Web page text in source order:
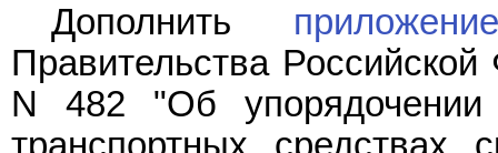
Дополнить
Правительства
N 482 "Об упорядочении